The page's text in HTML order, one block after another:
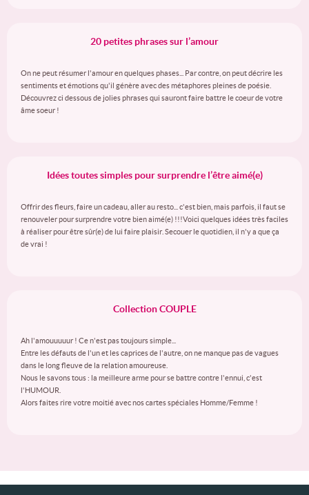
20 petites phrases sur l’amour
On ne peut résumer l'amour en quelques phases... Par contre, on peut décrire les
sentiments et émotions qu'il génère avec des métaphores pleines de poésie.
Découvrez ci dessous de jolies phrases qui sauront faire battre le coeur de votre
âme soeur !
Idées toutes simples pour surprendre l’être aimé(e)
Offrir des fleurs, faire un cadeau, aller au resto... c'est bien, mais parfois, il faut se
renouveler pour surprendre votre bien aimé(e) !!!Voici quelques idées très faciles
à réaliser pour être sûr(e) de lui faire plaisir. Secouer le quotidien, il n'y a que ça
de vrai !
Collection COUPLE
Ah l'amouuuuur ! Ce n'est pas toujours simple...
Entre les défauts de l'un et les caprices de l'autre, on ne manque pas de vagues
dans le long fleuve de la relation amoureuse.
Nous le savons tous : la meilleure arme pour se battre contre l'ennui, c'est
l'HUMOUR.
Alors faites rire votre moitié avec nos cartes spéciales Homme/Femme !